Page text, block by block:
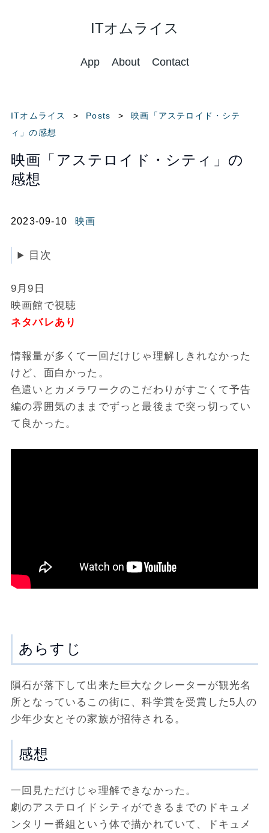
ITオムライス
App About Contact
ITオムライス Posts
映画「アステロイド・シテ
ィ」の感想
映画「アステロイド・シティ」の
感想
2023-09-10 映画
目次
9月9日
映画館で視聴
ネタバレあり
情報量が多くて一回だけじゃ理解しきれなかった
けど、面白かった。
色遣いとカメラワークのこだわりがすごくて予告
編の雰囲気のままでずっと最後まで突っ切ってい
て良かった。
あらすじ
隕石が落下して出来た巨大なクレーターが観光名
所となっているこの街に、科学賞を受賞した5人の
少年少女とその家族が招待される。
感想
一回見ただけじゃ理解できなかった。
劇のアステロイドシティができるまでのドキュメ
ンタリー番組という体で描かれていて、ドキュメ